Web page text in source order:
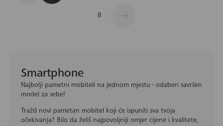
8
Smartphone
Najbolji pametni mobiteli na jednom mjestu - odaberi savršen
model za sebe!
Tražiš novi pametan mobitel koji će ispuniti sva tvoja
očekivanja? Bilo da želiš najpovoljniji omjer cijene i kvalitete,